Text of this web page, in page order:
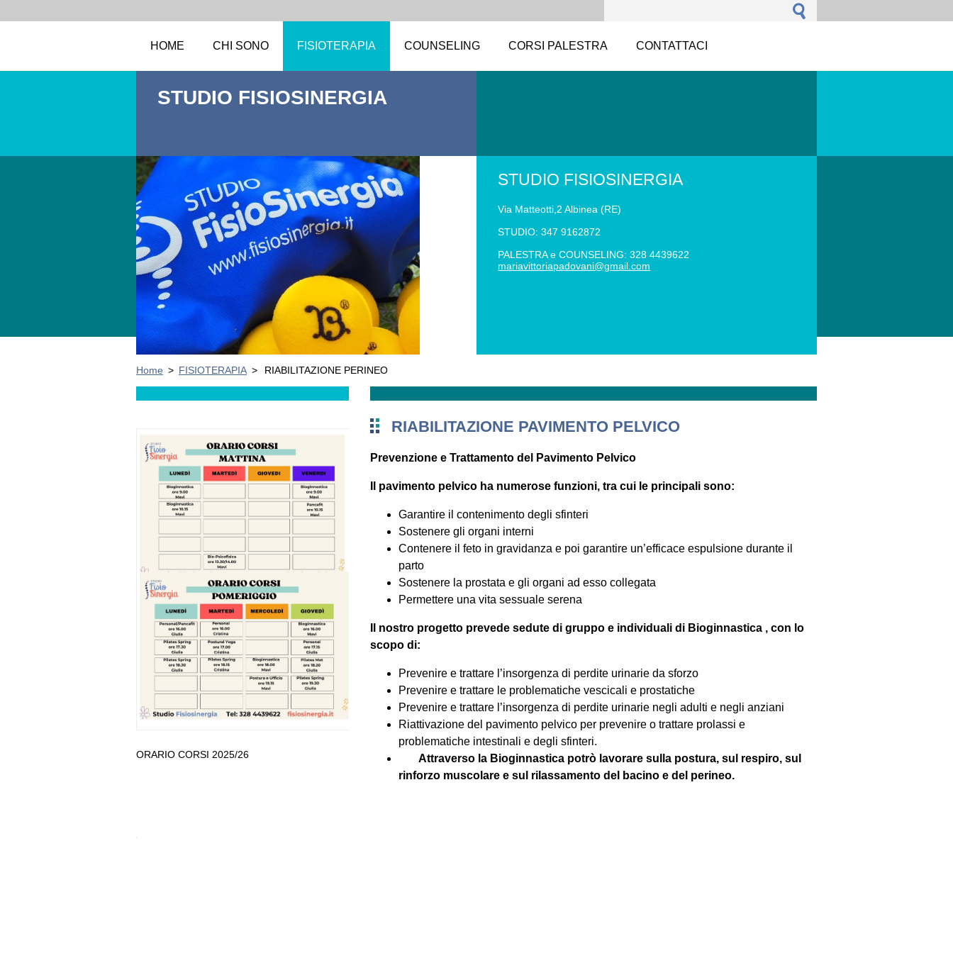
HOME CHI SONO FISIOTERAPIA COUNSELING CORSI PALESTRA CONTATTACI
STUDIO FISIOSINERGIA
STUDIO FISIOSINERGIA
Via Matteotti,2 Albinea (RE)
STUDIO: 347 9162872
PALESTRA e COUNSELING: 328 4439622
mariavittoriapadovani@gmail.com
Home > FISIOTERAPIA > RIABILITAZIONE PERINEO
ORARIO CORSI 2025/26
RIABILITAZIONE PAVIMENTO PELVICO
Prevenzione e Trattamento del Pavimento Pelvico
Il pavimento pelvico ha numerose funzioni, tra cui le principali sono:
Garantire il contenimento degli sfinteri
Sostenere gli organi interni
Contenere il feto in gravidanza e poi garantire un’efficace espulsione durante il
parto
Sostenere la prostata e gli organi ad esso collegata
Permettere una vita sessuale serena
Il nostro progetto prevede sedute di gruppo e individuali di Bioginnastica , con lo
scopo di:
Prevenire e trattare l’insorgenza di perdite urinarie da sforzo
Prevenire e trattare le problematiche vescicali e prostatiche
Prevenire e trattare l’insorgenza di perdite urinarie negli adulti e negli anziani
Riattivazione del pavimento pelvico per prevenire o trattare prolassi e
problematiche intestinali e degli sfinteri.
Attraverso la Bioginnastica potrò lavorare sulla postura, sul respiro, sul
rinforzo muscolare e sul rilassamento del bacino e del perineo.